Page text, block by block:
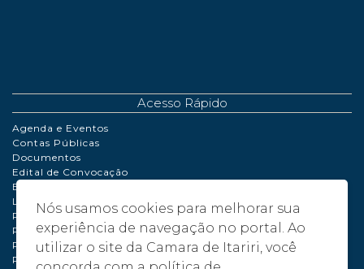
Nós usamos cookies para melhorar sua
experiência de navegação no portal. Ao
utilizar o site da Camara de Itariri, você
Acesso Rápido
Agenda e Eventos
Contas Públicas
Documentos
Edital de Convocação
Extrato de Contrato
LDO | LOA | PPA
Perguntas Frequentes
Políticas de Cookies
Portaria
Processo de Adiantamento